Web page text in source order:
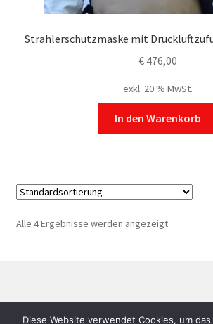
Strahlerschutzmaske mit
€476,00
exkl. 20 % MwSt.
In den Warenkorb
Alle 4 Ergebnisse werden angezeigt
©RUBY Sandstrahl- und Drucklufttechnik
Diese Website verwendet Cookies, um